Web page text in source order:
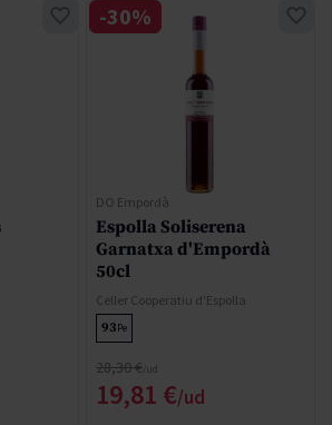
DO Empordà
Espolla Soliserena
Garnatxa d'Empordà
50cl
Celler Cooperatiu d'Espolla
93Pe
Precio especial
19,81 €
Precio normal
28,30 €
-30%